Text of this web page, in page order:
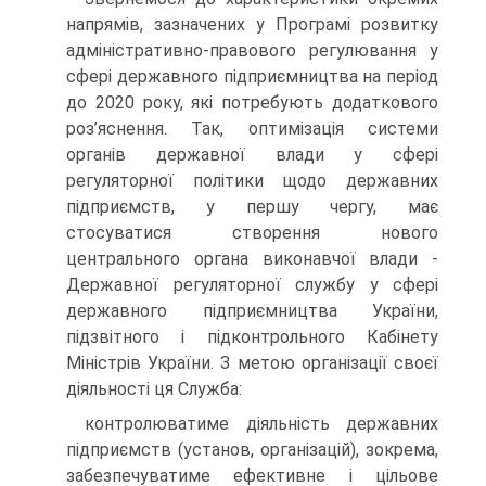
напрямів, зазначених у Програмі розвитку
адміністративно-правового регулювання у
сфері державного підприємництва на період
до 2020 року, які потребують додаткового
роз’яснення. Так, оптимізація системи
органів державної влади у сфері
регуляторної політики щодо державних
підприємств, у першу чергу, має
стосуватися створення нового
центрального органа виконавчої влади -
Державної регуляторної службу у сфері
державного підприємництва України,
підзвітного і підконтрольного Кабінету
Міністрів України. З метою організації своєї
діяльності ця Служба:
контролюватиме діяльність державних
підприємств (установ, організацій), зокрема,
забезпечуватиме ефективне і цільове